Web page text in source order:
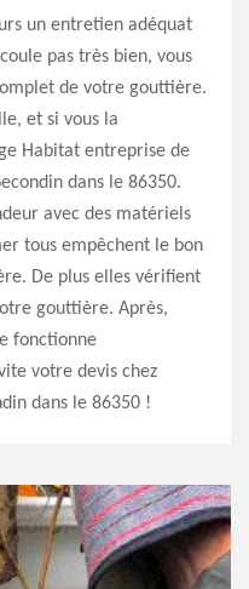
un entretien adéquat
pas très bien, vous
de votre gouttière.
et si vous la
Habitat entreprise de
dans le 86350.
avec des matériels
tous empêchent le bon
De plus elles vérifient
gouttière. Après,
fonctionne
votre devis chez
dans le 86350 !